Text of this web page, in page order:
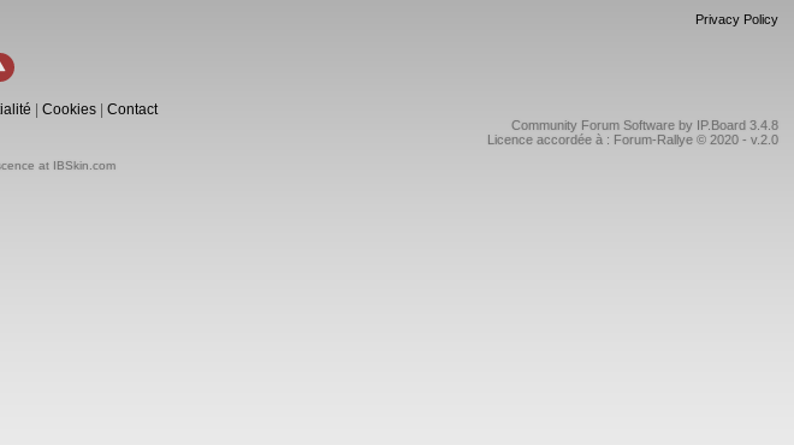
Privacy Policy
Cookies| Contact
Community Forum Software by IP.Board 3.4.8
Licence accordée à : Forum-Rallye © 2020 - v.2.0
at IBSkin.com